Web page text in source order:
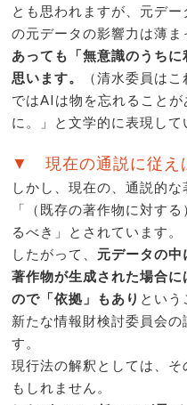
とも思われますが、元デ
の元データの影響力は薄
あっても「無意識のうち
思います。
（清水委員は
ではAIは物を忘れること
に。」と文学的に表現して
▼ 現在の通説に従え
しかし、現在の、通説的な
「（既存の著作物に対す
るべき」とされています。
したがって、 元データの
著作物が生成された場合
ので「依拠」もあり という
新たな情報財検討委員会
す。
現行法の解釈としては、
もしれません。